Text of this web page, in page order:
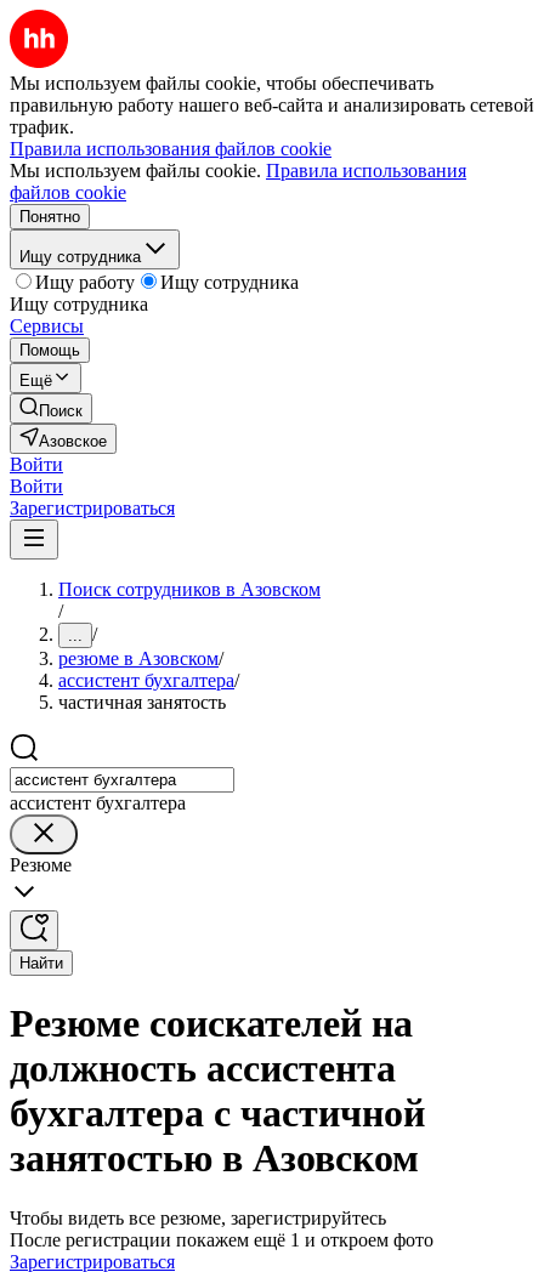
Мы используем файлы cookie, чтобы обеспечивать
правильную работу нашего веб-сайта и анализировать сетевой
трафик.
Правила использования файлов cookie
Мы используем файлы cookie. Правила использования
файлов cookie
Понятно
Ищу сотрудника
Ищу работу
Ищу сотрудника
Ищу сотрудника
Сервисы
Помощь
Ещё
Поиск
Азовское
Войти
Войти
Зарегистрироваться
Поиск сотрудников в Азовском
/
... /
резюме в Азовском/
ассистент бухгалтера/
частичная занятость
ассистент бухгалтера
Резюме
Найти
Резюме соискателей на
должность ассистента
бухгалтера с частичной
занятостью в Азовском
Чтобы видеть все резюме, зарегистрируйтесь
После регистрации покажем ещё 1 и откроем фото
Зарегистрироваться